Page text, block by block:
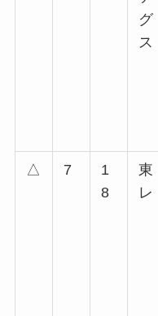
グ
ス
△ 7
1
8
東
レ